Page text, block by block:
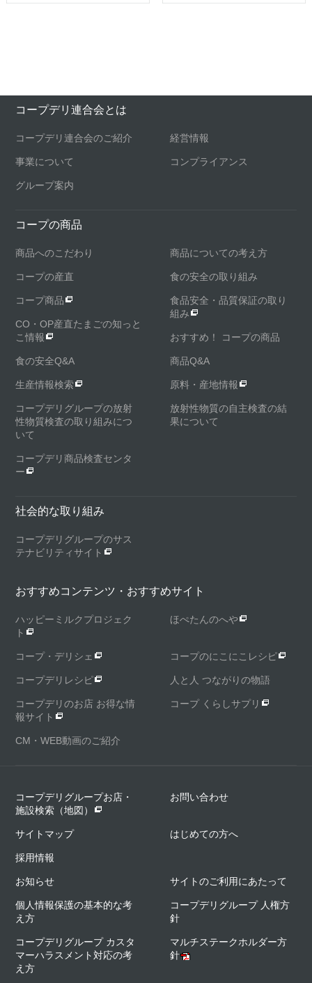
コープデリ連合会とは
コープデリ連合会のご紹介 経営情報
事業について コンプライアンス
グループ案内
コープの商品
商品へのこだわり 商品についての考え方
コープの産直 食の安全の取り組み
コープ商品
食品安全・品質保証の取り
組み
CO・OP産直たまごの知っと
こ情報
おすすめ！ コープの商品
食の安全Q&A 商品Q&A
生産情報検索 原料・産地情報
コープデリグループの放射
性物質検査の取り組みにつ
いて
放射性物質の自主検査の結
果について
コープデリ商品検査センタ
ー
社会的な取り組み
コープデリグループのサス
テナビリティサイト
おすすめコンテンツ・おすすめサイト
ハッピーミルクプロジェク
ト
ほぺたんのへや
コープ・デリシェ コープのにこにこレシピ
コープデリレシピ 人と人 つながりの物語
コープデリのお店 お得な情
報サイト
コープ くらしサプリ
CM・WEB動画のご紹介
コープデリグループお店・
施設検索（地図）
お問い合わせ
サイトマップ はじめての方へ
採用情報
お知らせ サイトのご利用にあたって
個人情報保護の基本的な考
え方
コープデリグループ 人権方
針
コープデリグループ カスタ
マーハラスメント対応の考
え方
マルチステークホルダー方
針